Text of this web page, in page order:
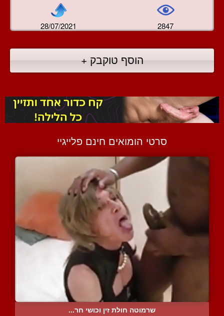
28/07/2021 2847
הוסף טוקבק +
סרטי הומואים חינם פלייגיי
שרמוטה חולת זין וכושי חר...